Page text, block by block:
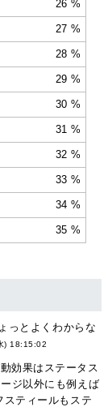
26 %
27 %
28 %
29 %
30 %
31 %
32 %
33 %
34 %
35 %
っとよくわからな
) 18:15:02
効果はステータス
ジ以外にも例えば
スティールもステ